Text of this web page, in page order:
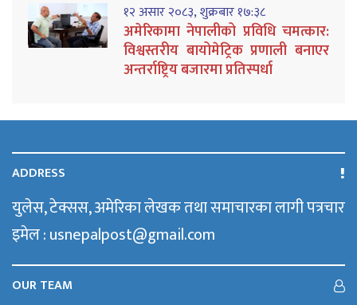
१२ असार २०८३, शुक्रबार १७:३८
अमेरिकामा नेपालीको प्रविधि चमत्कार:
विश्वस्तरीय बायोमेट्रिक प्रणाली बनाएर
अन्तर्राष्ट्रिय बजारमा प्रतिस्पर्धा
ADDRESS
युलेस, टेक्सस, अमेरिका लेखक तथा समाचारका लागी पत्रचार
इमेल : usnepalpost@gmail.com
OUR TEAM